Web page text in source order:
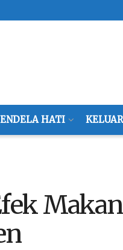
HATI